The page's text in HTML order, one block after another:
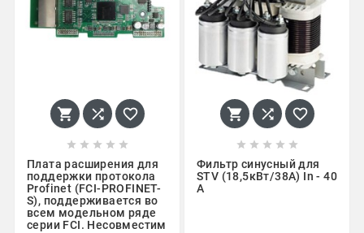
  
    
Плата расширения для
поддержки протокола
Profinet (FCI-PROFINET-
S), поддерживается во
всем модельном ряде
серии FCI. Несовместим
  
    
Фильтр синусный для
STV (18,5кВт/38A) In - 40
A